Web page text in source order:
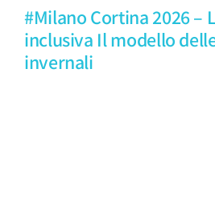
#Milano Cortina 2026 –
inclusiva Il modello
invernali